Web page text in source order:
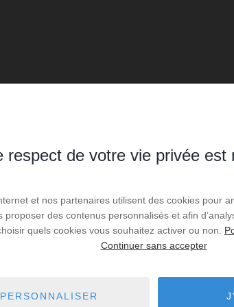
respect de votre vie privée est
et nos partenaires utilisent des cookies pour
proposer des contenus personnalisés et afin
quels cookies vous souhaitez activer ou non.
Continuer sans accepter
PERSONNALISER